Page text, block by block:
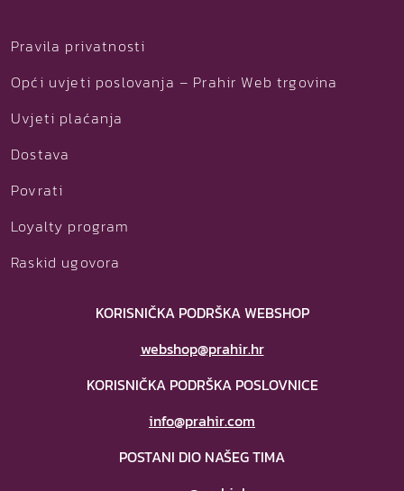
Pravila privatnosti
Opći uvjeti poslovanja – Prahir Web trgovina
Uvjeti plaćanja
Dostava
Povrati
Loyalty program
Raskid ugovora
KORISNIČKA PODRŠKA WEBSHOP
webshop@prahir.hr
KORISNIČKA PODRŠKA POSLOVNICE
info@prahir.com
POSTANI DIO NAŠEG TIMA